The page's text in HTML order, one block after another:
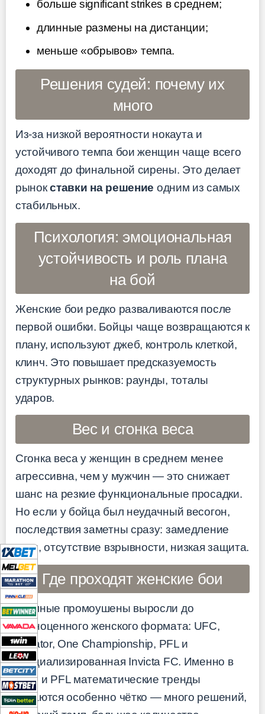
больше significant strikes в среднем;
длинные размены на дистанции;
меньше «обрывов» темпа.
Решения судей: почему их
много
Из-за низкой вероятности нокаута и
устойчивого темпа бои женщин чаще всего
доходят до финальной сирены. Это делает
рынокставки на решение одним из самых
стабильных.
Психология: эмоциональная
устойчивость и роль плана
на бой
Женские бои редко разваливаются после
первой ошибки. Бойцы чаще возвращаются к
плану, используют джеб, контроль клеткой,
клинч. Это повышает предсказуемость
структурных рынков: раунды, тоталы
ударов.
Вес и сгонка веса
Сгонка веса у женщин в среднем менее
агрессивна, чем у мужчин — это снижает
шанс на резкие функциональные просадки.
Но если у бойца был неудачный весогон,
последствия заметны сразу: замедление
ноги, отсутствие взрывности, низкая защита.
Где проходят женские бои
Крупные промоушены выросли до
полноценного женского формата: UFC,
Bellator, One Championship, PFL и
специализированная Invicta FC. Именно в
UFC и PFL математические тренды
читаются особенно чётко — много решений,